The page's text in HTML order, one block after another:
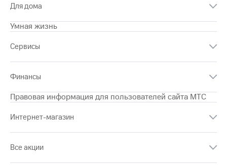
SIM-
карта
красивый
Заменить
Выберите
и подключите
тарифом
ТВ и телефон
Для дома
Умная жизнь
Сервисы
Финансы
Правовая информация для пользователей сайта МТС
Интернет-магазин
Все акции